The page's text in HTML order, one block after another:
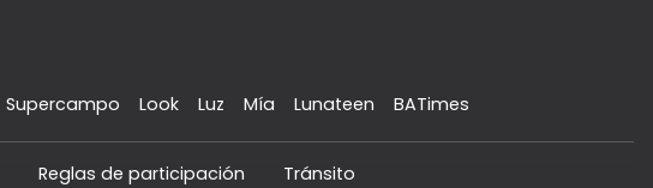
Supercampo Look Luz Mía Lunateen BATimes
Reglas de participación Tránsito